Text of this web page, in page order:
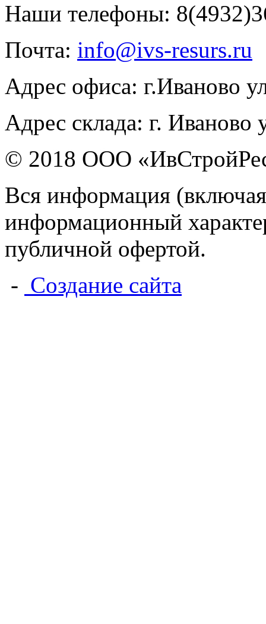
Наши телефоны:
Почта: info@ivs-resurs.ru
Адрес офиса: г.Иваново
Адрес склада: г. Иваново
© 2018 ООО
Вся информация
информационный
публичной офертой.
- Создание сайта